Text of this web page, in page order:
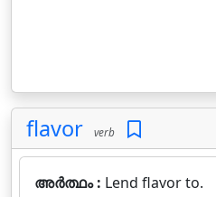
flavor verb
അർത്ഥം : Lend flavor to.